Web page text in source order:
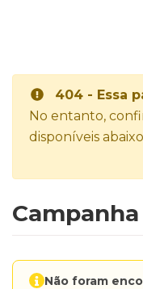
404 - Essa
No entanto,
disponíveis
Não foram